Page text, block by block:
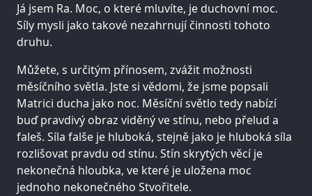
Já jsem Ra. Moc, o které mluvíte, je duchovní moc.
Síly mysli jako takové nezahrnují činnosti tohoto
druhu.
Můžete, s určitým přínosem, zvážit možnosti
měsíčního světla. Jste si vědomi, že jsme popsali
Matrici ducha jako noc. Měsíční světlo tedy nabízí
buď pravdivý obraz viděný ve stínu, nebo přelud a
faleš. Síla falše je hluboká, stejně jako je hluboká síla
rozlišovat pravdu od stínu. Stín skrytých věcí je
nekonečná hloubka, ve které je uložena moc
jednoho nekonečného Stvořitele.